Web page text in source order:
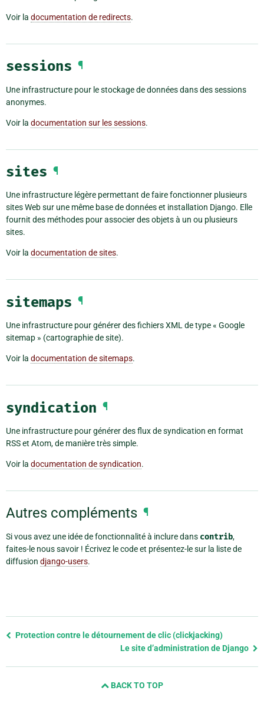
Voir la documentation de redirects.
sessions ¶
Une infrastructure pour le stockage de données dans des sessions
anonymes.
Voir la documentation sur les sessions.
sites ¶
Une infrastructure légère permettant de faire fonctionner plusieurs
sites Web sur une même base de données et installation Django. Elle
fournit des méthodes pour associer des objets à un ou plusieurs
sites.
Voir la documentation de sites.
sitemaps ¶
Une infrastructure pour générer des fichiers XML de type « Google
sitemap » (cartographie de site).
Voir la documentation de sitemaps.
syndication ¶
Une infrastructure pour générer des flux de syndication en format
RSS et Atom, de manière très simple.
Voir la documentation de syndication.
Autres compléments ¶
Si vous avez une idée de fonctionnalité à inclure dans contrib,
faites-le nous savoir ! Écrivez le code et présentez-le sur la liste de
diffusion django-users.
Previous
Protection contre le détournement de clic (clickjacking)
Le site d’administration de Django
BACK TO TOP